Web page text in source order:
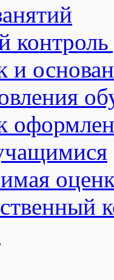
контроль
и